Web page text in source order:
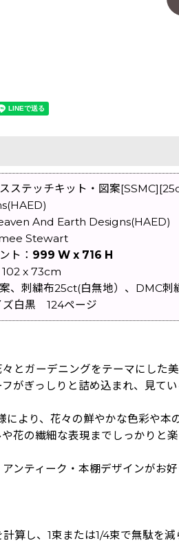
ステッチキット・図案
And Earth Designs(HAED)
Stewart
ト： 999 W x 716 H
x 73cm
、刺繍布25ct(白無地）、DMC刺
ズ白黒 124ページ
とガーデニングをテーマにした
がぎっしりと詰め込まれ、見て
により、花々の鮮やかな色彩や本
花の繊細な表現までしっかりと
ンティーク・本棚デザインがお
算し、1束または1/4束で無駄を減